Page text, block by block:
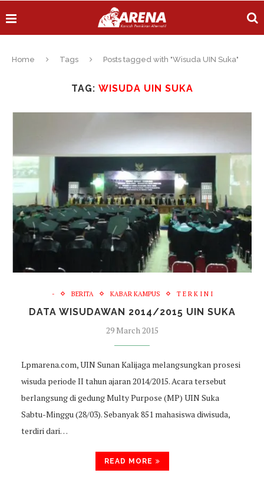
Home Tags Posts tagged with "Wisuda UIN Suka"
TAG: WISUDA UIN SUKA
- BERITA KABAR KAMPUS T E R K I N I
DATA WISUDAWAN 2014/2015 UIN SUKA
29 March 2015
Lpmarena.com, UIN Sunan Kalijaga melangsungkan prosesi
wisuda periode II tahun ajaran 2014/2015. Acara tersebut
berlangsung di gedung Multy Purpose (MP) UIN Suka
Sabtu-Minggu (28/03). Sebanyak 851 mahasiswa diwisuda,
terdiri dari…
READ MORE